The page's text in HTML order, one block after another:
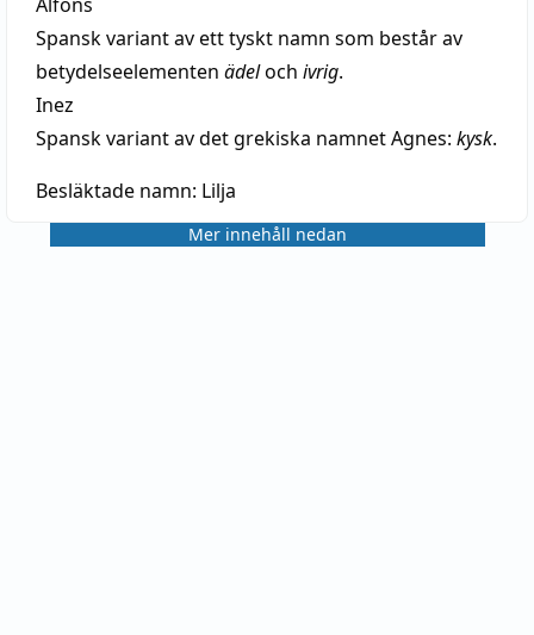
Spansk variant av ett tyskt namn som består av
betydelseelementen ädeloch ivrig.
Inez
Spansk variant av det grekiska namnet Agnes: kysk.
Besläktade namn: Lilja
Mer innehåll nedan